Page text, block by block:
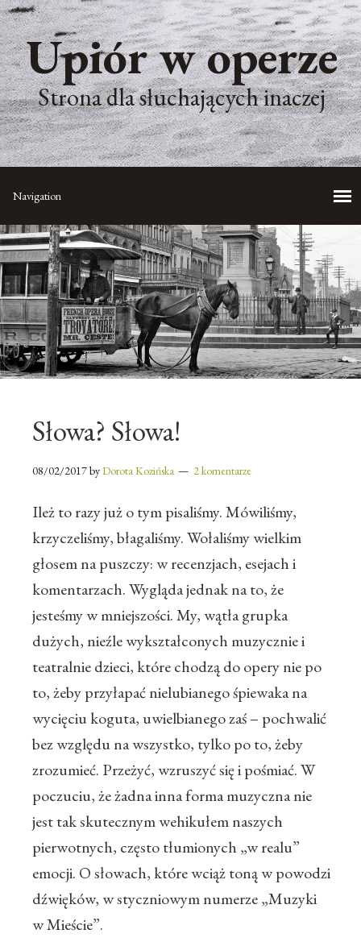
Upiór w operze
Strona dla słuchających inaczej
Słowa? Słowa!
08/02/2017byDorota Kozińska 2 komentarze
Ileż to razy już o tym pisaliśmy. Mówiliśmy,
krzyczeliśmy, błagaliśmy. Wołaliśmy wielkim
głosem na puszczy: w recenzjach, esejach i
komentarzach. Wygląda jednak na to, że
jesteśmy w mniejszości. My, wątła grupka
dużych, nieźle wykształconych muzycznie i
teatralnie dzieci, które chodzą do opery nie po
to, żeby przyłapać nielubianego śpiewaka na
wycięciu koguta, uwielbianego zaś – pochwalić
bez względu na wszystko, tylko po to, żeby
zrozumieć. Przeżyć, wzruszyć się i pośmiać. W
poczuciu, że żadna inna forma muzyczna nie
jest tak skutecznym wehikułem naszych
pierwotnych, często tłumionych „w realu”
emocji. O słowach, które wciąż toną w powodzi
dźwięków, w styczniowym numerze „Muzyki
w Mieście”.